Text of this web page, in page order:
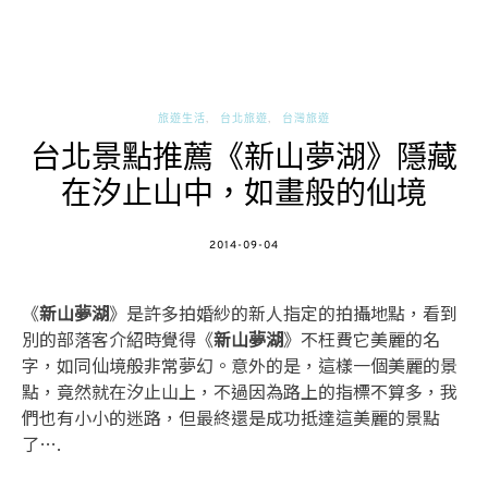
旅遊生活 台北旅遊 台灣旅遊
台北景點推薦《新山夢湖》隱藏
在汐止山中，如畫般的仙境
POSTED
2014-09-04
《新山夢湖》是許多拍婚紗的新人指定的拍攝地點，看到
別的部落客介紹時覺得《新山夢湖》不枉費它美麗的名
字，如同仙境般非常夢幻。意外的是，這樣一個美麗的景
點，竟然就在汐止山上，不過因為路上的指標不算多，我
們也有小小的迷路，但最終還是成功抵達這美麗的景點
了….